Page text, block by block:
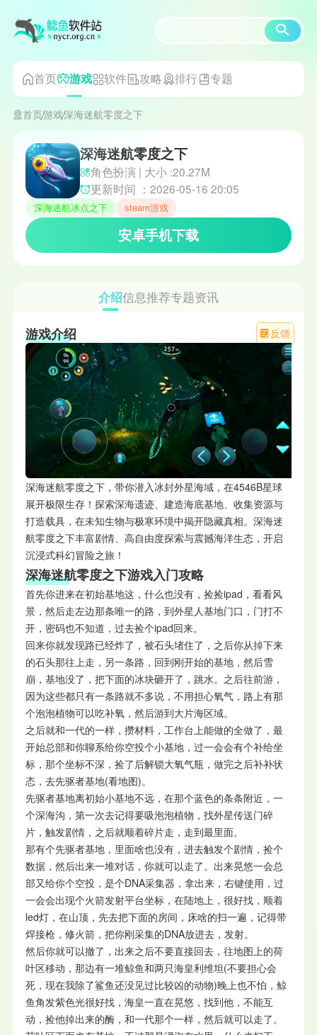
首页 游戏 软件 攻略 排行 专题
首页游戏深海迷航零度之下
深海迷航零度之下
角色扮演 | 大小 :20.27M
更新时间 ：2026-05-16 20:05
深海迷航冰点之下 steam游戏
安卓手机下载
介绍信息推荐专题资讯
反馈
游戏介绍
深海迷航零度之下，带你潜入冰封外星海域，在4546B星球
展开极限生存！探索深海遗迹、建造海底基地、收集资源与
打造载具，在未知生物与极寒环境中揭开隐藏真相。深海迷
航零度之下丰富剧情、高自由度探索与震撼海洋生态，开启
沉浸式科幻冒险之旅！
深海迷航零度之下游戏入门攻略
首先你进来在初始基地这，什么也没有，捡捡ipad，看看风
景，然后走左边那条唯一的路，到外星人基地门口，门打不
开，密码也不知道，过去捡个ipad回来。
回来你就发现路已经炸了，被石头堵住了，之后你从掉下来
的石头那往上走，另一条路，回到刚开始的基地，然后雪
崩，基地没了，把下面的冰块砸开了，跳水。之后往前游，
因为这些都只有一条路就不多说，不用担心氧气，路上有那
个泡泡植物可以吃补氧，然后游到大片海区域。
之后就和一代的一样，攒材料，工作台上能做的全做了，最
开始总部和你聊系给你空投个小基地，过一会会有个补给坐
标，那个坐标不深，捡了后解锁大氧气瓶，做完之后补补状
态，去先驱者基地(看地图)。
先驱者基地离初始小基地不远，在那个蓝色的条条附近，一
个深海沟，第一次去记得要吸泡泡植物，找外星传送门碎
片，触发剧情，之后就顺着碎片走，走到最里面。
那有个先驱者基地，里面啥也没有，进去触发个剧情，捡个
数据，然后出来一堆对话，你就可以走了。出来晃悠一会总
部又给你个空投，是个DNA采集器，拿出来，右键使用，过
一会会出现个火箭发射平台坐标，在陆地上，很好找，顺着
led灯，在山顶，先去把下面的房间，床啥的扫一遍，记得带
焊接枪，修火箭，把你刚采集的DNA放进去，发射。
然后你就可以撤了，出来之后不要直接回去，往地图上的荷
叶区移动，那边有一堆鲸鱼和两只海皇利维坦(不要担心会
死，现在我除了鲨鱼还没见过比较凶的动物)晚上也不怕，鲸
鱼角发紫色光很好找，海皇一直在晃悠，找到他，不能互
动，捡他掉出来的酶，和一代那个一样，然后就可以走了。